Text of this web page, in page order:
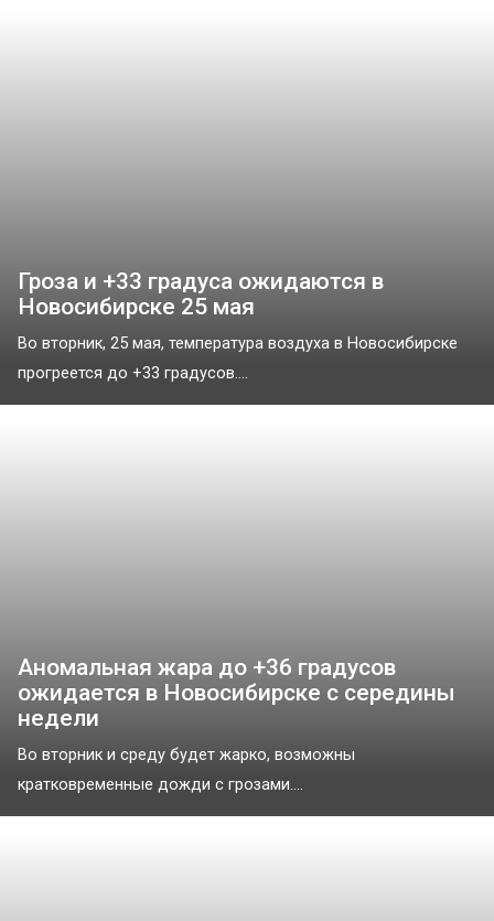
Гроза и +33 градуса ожидаются в
Новосибирске 25 мая
Во вторник, 25 мая, температура воздуха в Новосибирске
прогреется до +33 градусов....
Аномальная жара до +36 градусов
ожидается в Новосибирске с середины
недели
Во вторник и среду будет жарко, возможны
кратковременные дожди с грозами....